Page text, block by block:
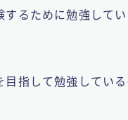
るために勉強して
指して勉強している